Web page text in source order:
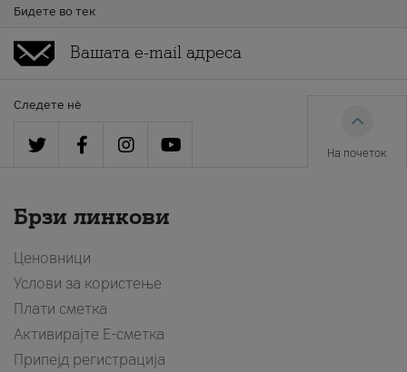
Бидете во тек
Следете нè
На почеток
Брзи линкови
Ценовници
Услови за користење
Плати сметка
Активирајте Е-сметка
Припејд регистрација